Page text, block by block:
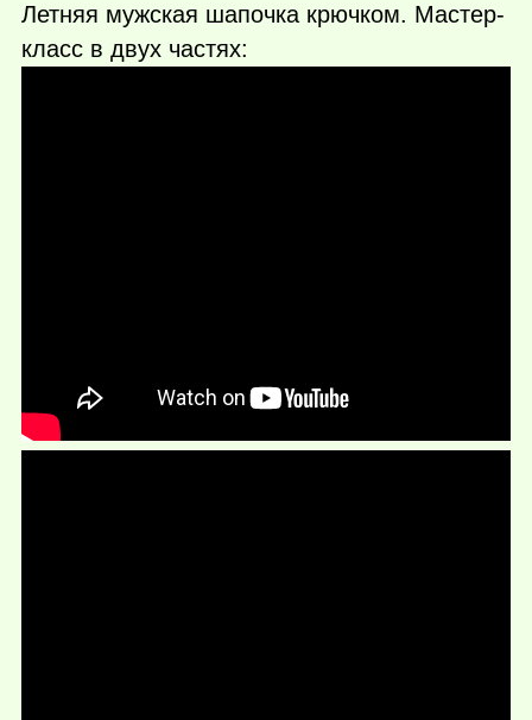
Летняя мужская шапочка крючком. Мастер-
класс в двух частях: